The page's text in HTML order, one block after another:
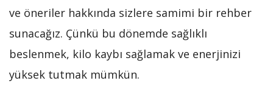
ve öneriler hakkında sizlere samimi bir rehber
sunacağız. Çünkü bu dönemde sağlıklı
beslenmek, kilo kaybı sağlamak ve enerjinizi
yüksek tutmak mümkün.